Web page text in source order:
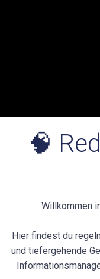
🧠
Willkommen
Hier findest du
und tiefergehende